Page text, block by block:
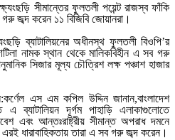
সীমান্তের ফুলতলী পয়েন্ট রাজস্ব ফাঁকি
গরু জব্দ করেন ১১ বিজিবি জোয়ানরা।
ব্যাটালিয়নের অধীনস্থ ফুলতলী বিওপি’র
নামক স্থান থেকে মালিকবিহীন এ সব গরু
সিজার মূল্য চৌত্রিশ লক্ষ পঞ্চাশ হাজার
এস এম কপিল উদ্দিন জানান,বাংলাদেশ
এ ব্যাটালিয়ন দূর্গম পাহাড়ি এলাকাগুলোতে
এবং আন্তঃরাষ্ট্রীয় সীমান্ত অপরাধ দমনে
ধারাবাহিকতায় তারা এ সব গরু জব্দ করেন।